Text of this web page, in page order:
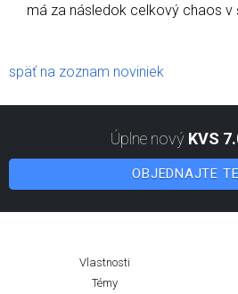
má za následok celkový chaos v
späť na zoznam noviniek
Úplne nový KVS
OBJEDNAJTE
Vlastnosti
Témy